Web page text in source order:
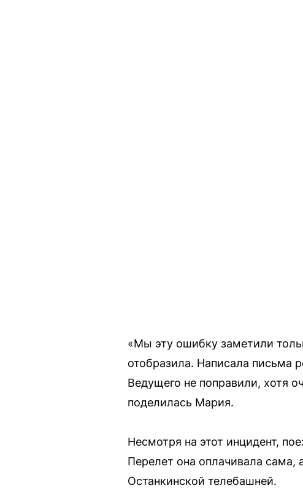
«Мы эту ошибку заметили
отобразила. Написала письма
Ведущего не поправили, хотя
поделилась Мария.
Несмотря на этот инцидент,
Перелет она оплачивала
Останкинской телебашней.